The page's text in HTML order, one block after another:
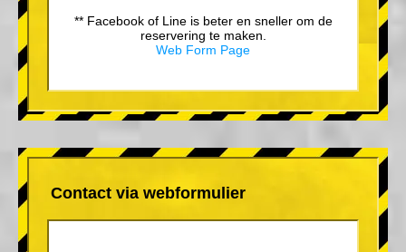
** Facebook of Line is beter en sneller om de
reservering te maken.
Web Form Page
Contact via webformulier